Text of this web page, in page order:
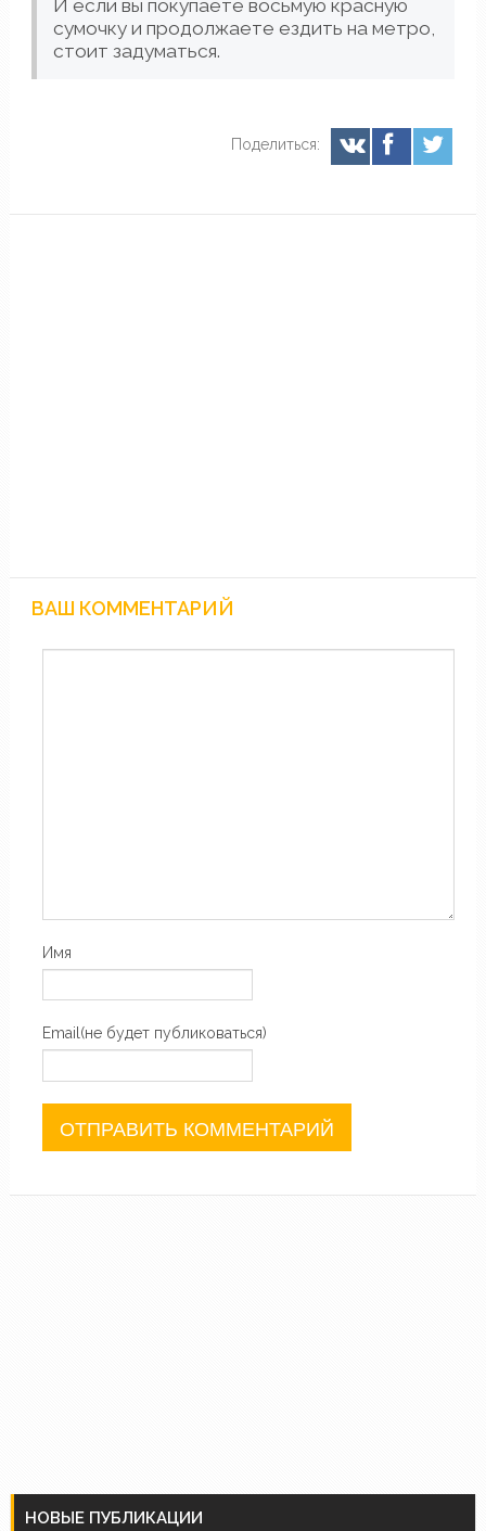
И если вы покупаете восьмую красную
сумочку и продолжаете ездить на метро,
стоит задуматься.
Поделиться:
ВАШ КОММЕНТАРИЙ
Имя
Email(не будет публиковаться)
НОВЫЕ ПУБЛИКАЦИИ